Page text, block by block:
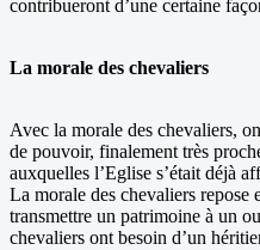
contribueront d’une certaine
La morale des chevaliers
Avec la morale des chevaliers,
de pouvoir, finalement très
auxquelles l’Eglise s’était déjà
La morale des chevaliers repose
transmettre un patrimoine à un
chevaliers ont besoin d’un